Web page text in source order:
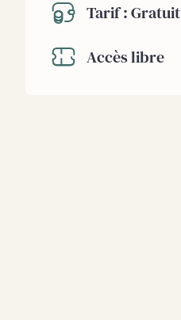
Tarif : Gratuit
Accès libre